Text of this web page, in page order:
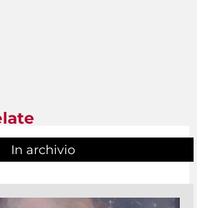
In archivio